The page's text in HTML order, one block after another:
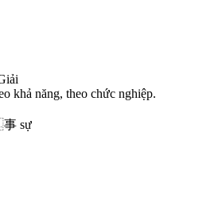
o khả năng, theo chức nghiệp.
事 sự